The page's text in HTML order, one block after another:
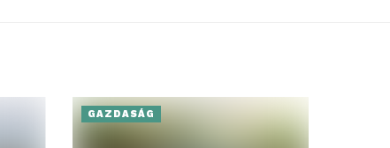
GAZDASÁG